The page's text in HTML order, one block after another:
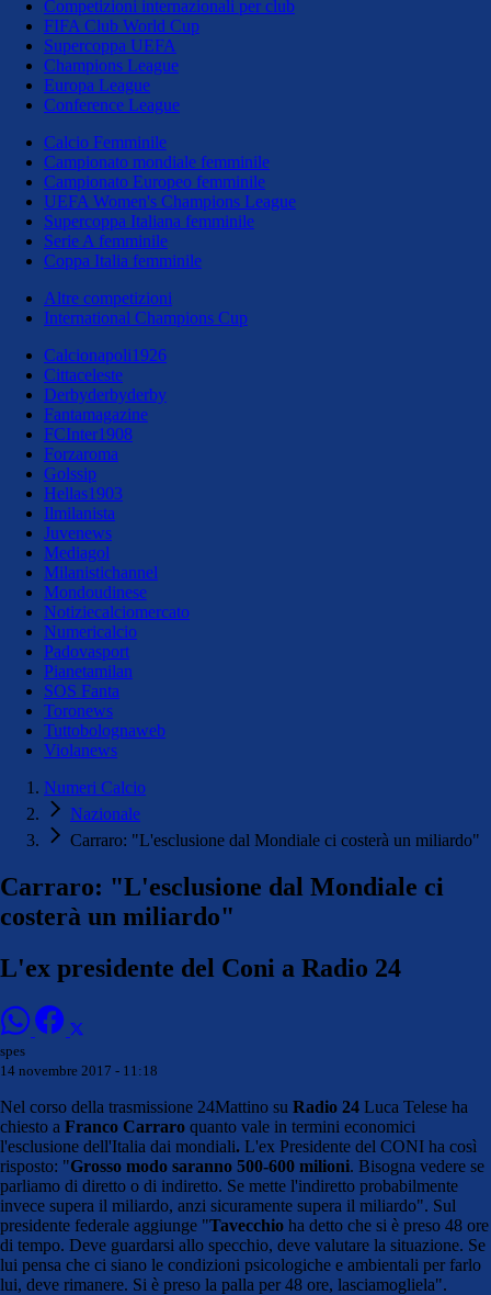
Competizioni internazionali per club
FIFA Club World Cup
Supercoppa UEFA
Champions League
Europa League
Conference League
Calcio Femminile
Campionato mondiale femminile
Campionato Europeo femminile
UEFA Women's Champions League
Supercoppa Italiana femminile
Serie A femminile
Coppa Italia femminile
Altre competizioni
International Champions Cup
Calcionapoli1926
Cittaceleste
Derbyderbyderby
Fantamagazine
FCInter1908
Forzaroma
Golssip
Hellas1903
Ilmilanista
Juvenews
Mediagol
Milanistichannel
Mondoudinese
Notiziecalciomercato
Numericalcio
Padovasport
Pianetamilan
SOS Fanta
Toronews
Tuttobolognaweb
Violanews
Numeri Calcio
Nazionale
Carraro: "L'esclusione dal Mondiale ci costerà un miliardo"
Carraro: "L'esclusione dal Mondiale ci
costerà un miliardo"
L'ex presidente del Coni a Radio 24
spes
14 novembre 2017 - 11:18
Nel corso della trasmissione 24Mattino su Radio 24 Luca Telese ha
chiesto a Franco Carraro quanto vale in termini economici
l'esclusione dell'Italia dai mondiali. L'ex Presidente del CONI ha così
risposto: "Grosso modo saranno 500-600 milioni. Bisogna vedere se
parliamo di diretto o di indiretto. Se mette l'indiretto probabilmente
invece supera il miliardo, anzi sicuramente supera il miliardo". Sul
presidente federale aggiunge "Tavecchio ha detto che si è preso 48 ore
di tempo. Deve guardarsi allo specchio, deve valutare la situazione. Se
lui pensa che ci siano le condizioni psicologiche e ambientali per farlo
lui, deve rimanere. Si è preso la palla per 48 ore, lasciamogliela".